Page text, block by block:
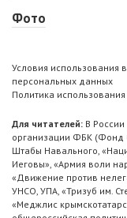
Фото
Условия использования
персональных данных
Политика
Для читателей: В
организации ФБК (Фонд
Штабы Навального,
Иеговы», «Армия воли
«Движение против
УНСО, УПА, «Тризуб им.
«Меджлис